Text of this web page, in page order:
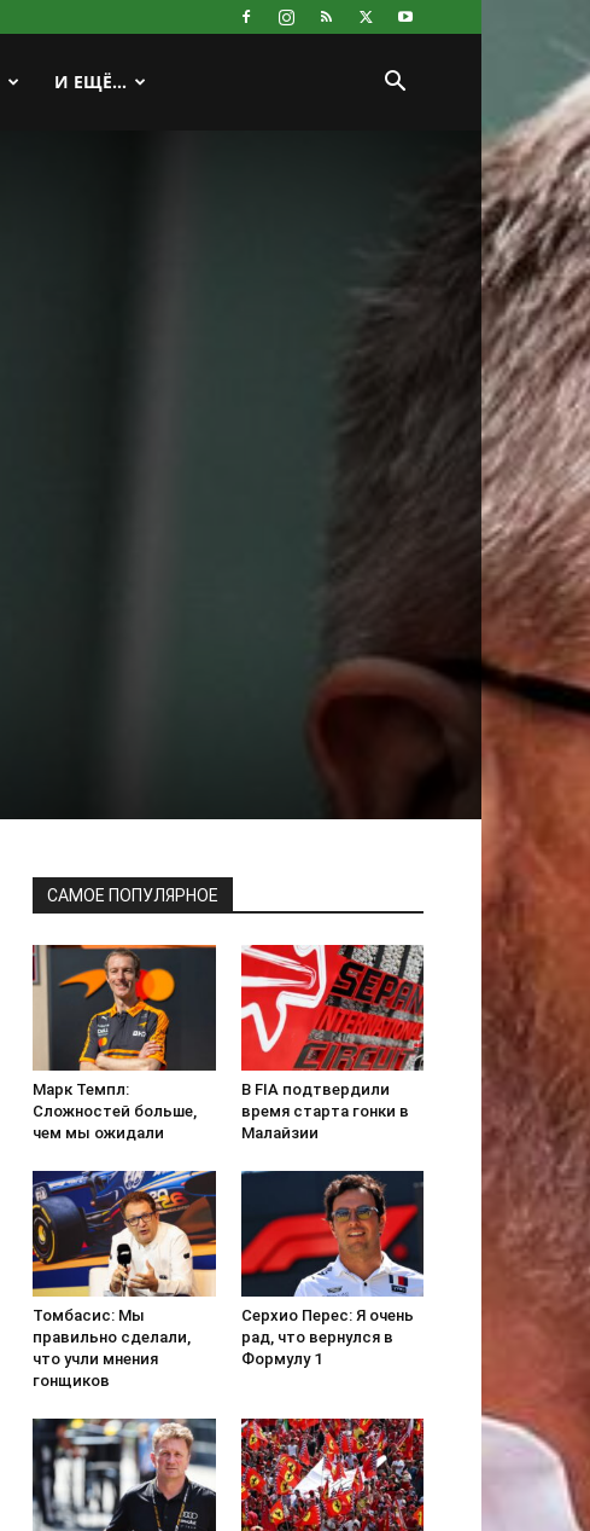
И ЕЩЁ…
САМОЕ ПОПУЛЯРНОЕ
Марк Темпл:
Сложностей больше,
чем мы ожидали
В FIA подтвердили
время старта гонки в
Малайзии
Томбасис: Мы
правильно сделали,
что учли мнения
гонщиков
Серхио Перес: Я очень
рад, что вернулся в
Формулу 1